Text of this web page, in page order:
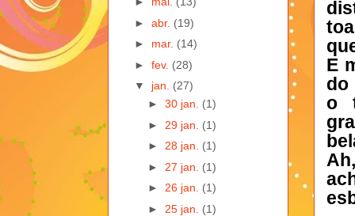
E
do
o
► abr. (19)
► mar. (14)
► fev. (28)
▼ jan. (27)
► 30 jan. (1)
► 29 jan. (1)
► 28 jan. (1)
► 27 jan. (1)
► 26 jan. (1)
► 25 jan. (1)